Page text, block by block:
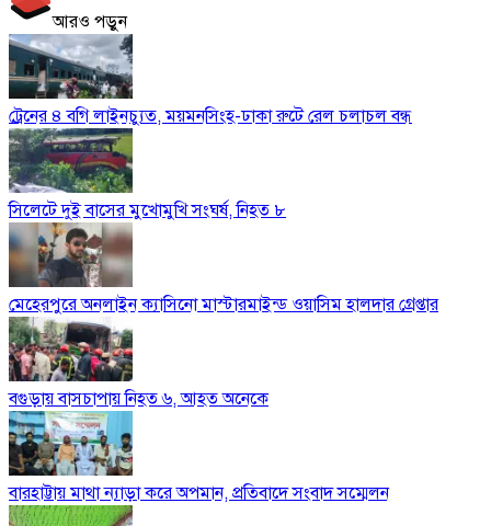
আরও পড়ুন
ট্রেনের ৪ বগি লাইনচ্যুত, ময়মনসিংহ-ঢাকা রুটে রেল চলাচল বন্ধ
সিলেটে দুই বাসের মুখোমুখি সংঘর্ষ, নিহত ৮
মেহেরপুরে অনলাইন ক্যাসিনো মাস্টারমাইন্ড ওয়াসিম হালদার গ্রেপ্তার
বগুড়ায় বাসচাপায় নিহত ৬, আহত অনেকে
বারহাট্টায় মাথা ন্যাড়া করে অপমান, প্রতিবাদে সংবাদ সম্মেলন